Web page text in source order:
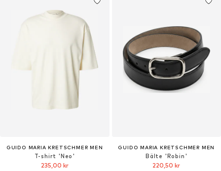
GUIDO MARIA KRETSCHMER MEN
T-shirt 'Neo'
235,00 kr
GUIDO MARIA KRETSCHMER MEN
Bälte 'Robin'
220,50 kr